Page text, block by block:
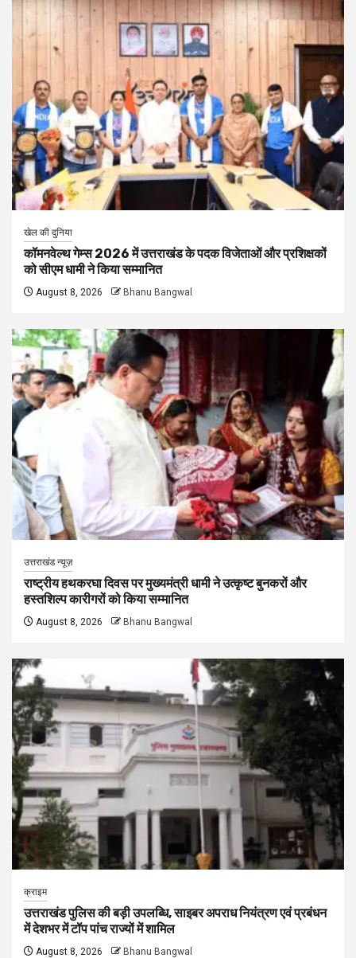
खेल की दुनिया
कॉमनवेल्थ गेम्स 2026 में उत्तराखंड के पदक विजेताओं और प्रशिक्षकों
को सीएम धामी ने किया सम्मानित
August 8, 2026 Bhanu Bangwal
उत्तराखंड न्यूज़
राष्ट्रीय हथकरघा दिवस पर मुख्यमंत्री धामी ने उत्कृष्ट बुनकरों और
हस्तशिल्प कारीगरों को किया सम्मानित
August 8, 2026 Bhanu Bangwal
क्राइम
उत्तराखंड पुलिस की बड़ी उपलब्धि, साइबर अपराध नियंत्रण एवं प्रबंधन
में देशभर में टॉप पांच राज्यों में शामिल
August 8, 2026 Bhanu Bangwal